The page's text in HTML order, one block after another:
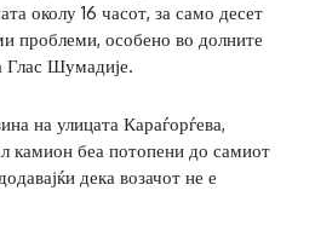
околу 16 часот, за само десет
проблеми, особено во долните
Глас Шумадије.
на улицата Караѓорѓева,
камион беа потопени до самиот
дека возачот не е